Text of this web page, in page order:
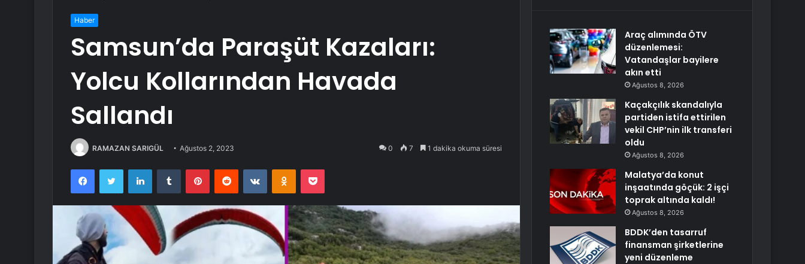
Haber
Samsun’da Paraşüt Kazaları:
Yolcu Kollarından Havada
Sallandı
RAMAZAN SARIGÜL Ağustos 2, 2023 0 7 1 dakika okuma süresi
FacebookTwitter LinkedInTumblr PinterestReddit VKontakteOdnoklassniki
Pocket
Araç alımında ÖTV
düzenlemesi:
Vatandaşlar bayilere
akın etti
Ağustos 8, 2026
Kaçakçılık skandalıyla
partiden istifa ettirilen
vekil CHP’nin ilk transferi
oldu
Ağustos 8, 2026
Malatya’da konut
inşaatında göçük: 2 işçi
toprak altında kaldı!
Ağustos 8, 2026
BDDK’den tasarruf
finansman şirketlerine
yeni düzenleme